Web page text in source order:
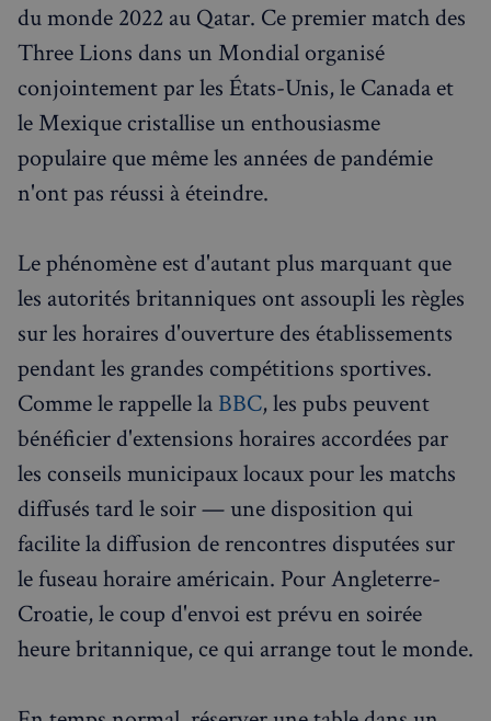
du monde 2022 au Qatar. Ce premier match des
Three Lions dans un Mondial organisé
conjointement par les États-Unis, le Canada et
le Mexique cristallise un enthousiasme
populaire que même les années de pandémie
n'ont pas réussi à éteindre.
Le phénomène est d'autant plus marquant que
les autorités britanniques ont assoupli les règles
sur les horaires d'ouverture des établissements
pendant les grandes compétitions sportives.
Comme le rappelle la BBC, les pubs peuvent
bénéficier d'extensions horaires accordées par
les conseils municipaux locaux pour les matchs
diffusés tard le soir — une disposition qui
facilite la diffusion de rencontres disputées sur
le fuseau horaire américain. Pour Angleterre-
Croatie, le coup d'envoi est prévu en soirée
heure britannique, ce qui arrange tout le monde.